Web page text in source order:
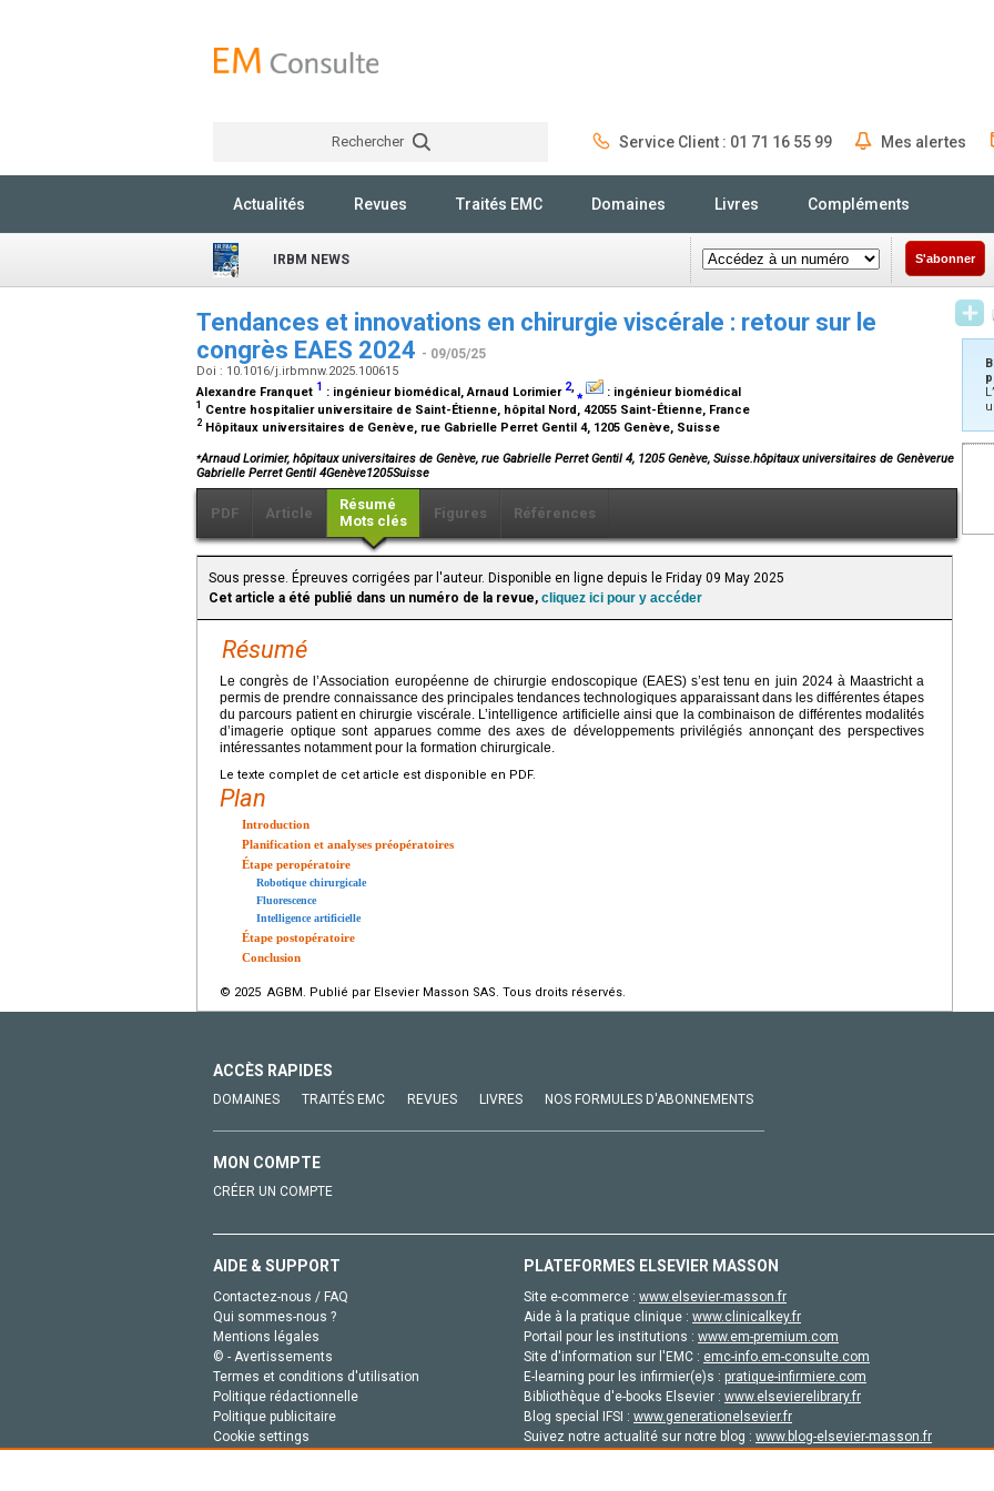
Rechercher Service Client : 01 71 16 55 99 Mes alertes
Actualités Revues Traités EMC Domaines Livres Compléments
IRBM NEWS S'abonner
Tendances et innovations en chirurgie viscérale : retour sur le
congrès EAES 2024 - 09/05/25
Doi : 10.1016/j.irbmnw.2025.100615
Alexandre Franquet 1 : ingénieur biomédical, Arnaud Lorimier 2,⁎ : ingénieur biomédical
1 Centre hospitalier universitaire de Saint-Étienne, hôpital Nord, 42055 Saint-Étienne, France
2 Hôpitaux universitaires de Genève, rue Gabrielle Perret Gentil 4, 1205 Genève, Suisse
⁎Arnaud Lorimier, hôpitaux universitaires de Genève, rue Gabrielle Perret Gentil 4, 1205 Genève, Suisse.hôpitaux universitaires de Genèverue
Gabrielle Perret Gentil 4Genève1205Suisse
PDF Article
Résumé
Mots clés
Figures Références
Sous presse. Épreuves corrigées par l'auteur. Disponible en ligne depuis le Friday 09 May 2025
Cet article a été publié dans un numéro de la revue, cliquez ici pour y accéder
Résumé
Le congrès de l’Association européenne de chirurgie endoscopique (EAES) s’est tenu en juin 2024 à Maastricht a
permis de prendre connaissance des principales tendances technologiques apparaissant dans les différentes étapes
du parcours patient en chirurgie viscérale. L’intelligence artificielle ainsi que la combinaison de différentes modalités
d’imagerie optique sont apparues comme des axes de développements privilégiés annonçant des perspectives
intéressantes notamment pour la formation chirurgicale.
Le texte complet de cet article est disponible en PDF.
Plan
Introduction
Planification et analyses préopératoires
Étape peropératoire
Robotique chirurgicale
Fluorescence
Intelligence artificielle
Étape postopératoire
Conclusion
© 2025 AGBM. Publié par Elsevier Masson SAS. Tous droits réservés.
ACCÈS RAPIDES
DOMAINES TRAITÉS EMC REVUES LIVRES NOS FORMULES D'ABONNEMENTS
MON COMPTE
CRÉER UN COMPTE
AIDE & SUPPORT
Contactez-nous / FAQ
Qui sommes-nous ?
Mentions légales
© - Avertissements
Termes et conditions d'utilisation
Politique rédactionnelle
Politique publicitaire
Cookie settings
PLATEFORMES ELSEVIER MASSON
Site e-commerce : www.elsevier-masson.fr
Aide à la pratique clinique : www.clinicalkey.fr
Portail pour les institutions : www.em-premium.com
Site d'information sur l'EMC : emc-info.em-consulte.com
E-learning pour les infirmier(e)s : pratique-infirmiere.com
Bibliothèque d'e-books Elsevier : www.elsevierelibrary.fr
Blog special IFSI : www.generationelsevier.fr
Suivez notre actualité sur notre blog : www.blog-elsevier-masson.fr